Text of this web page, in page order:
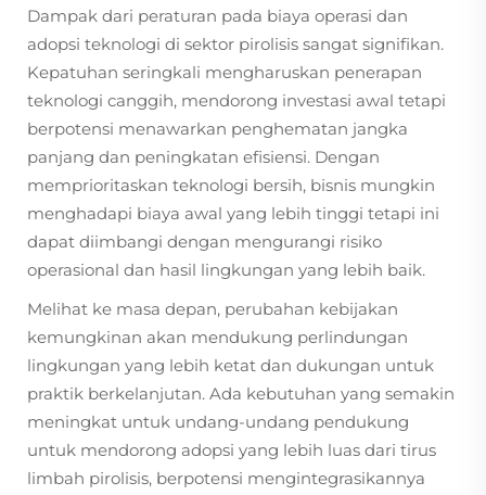
Dampak dari peraturan pada biaya operasi dan
adopsi teknologi di sektor pirolisis sangat signifikan.
Kepatuhan seringkali mengharuskan penerapan
teknologi canggih, mendorong investasi awal tetapi
berpotensi menawarkan penghematan jangka
panjang dan peningkatan efisiensi. Dengan
memprioritaskan teknologi bersih, bisnis mungkin
menghadapi biaya awal yang lebih tinggi tetapi ini
dapat diimbangi dengan mengurangi risiko
operasional dan hasil lingkungan yang lebih baik.
Melihat ke masa depan, perubahan kebijakan
kemungkinan akan mendukung perlindungan
lingkungan yang lebih ketat dan dukungan untuk
praktik berkelanjutan. Ada kebutuhan yang semakin
meningkat untuk undang-undang pendukung
untuk mendorong adopsi yang lebih luas dari tirus
limbah pirolisis, berpotensi mengintegrasikannya